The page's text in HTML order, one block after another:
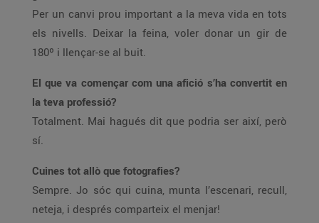
Per un canvi prou important a la meva vida en tots
els nivells. Deixar la feina, voler donar un gir de
180º i llençar-se al buit.
El que va començar com una afició s’ha convertit en
la teva professió?
Totalment. Mai hagués dit que podria ser així, però
sí.
Cuines tot allò que fotografies?
Sempre. Jo sóc qui cuina, munta l’escenari, recull,
neteja, i després comparteix el menjar!